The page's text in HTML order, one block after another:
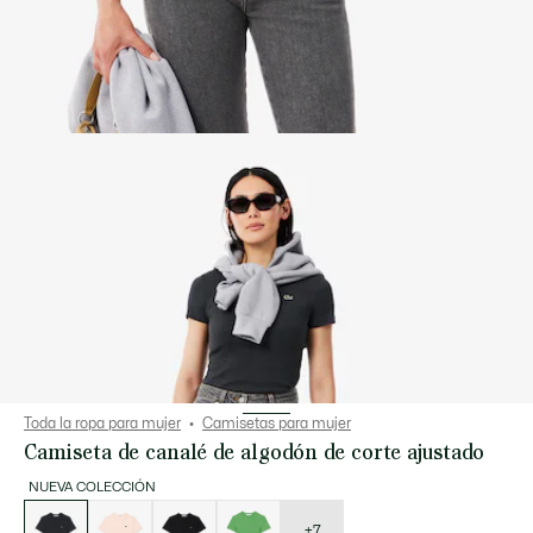
Toda la ropa para mujer Camisetas para mujer
Camiseta de canalé de algodón de corte ajustado
NUEVA COLECCIÓN
variaciones